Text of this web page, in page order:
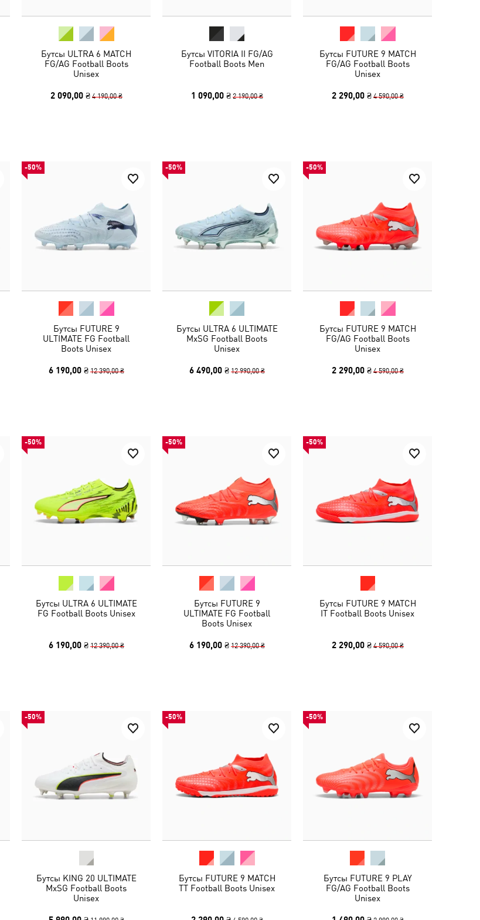
Бутсы ULTRA 6 MATCH
FG/AG Football Boots
Unisex
2 090,00 ₴ 4 190,00 ₴
Бутсы VITORIA II FG/AG
Football Boots Men
1 090,00 ₴ 2 190,00 ₴
Бутсы FUTURE 9 MATCH
FG/AG Football Boots
Unisex
2 290,00 ₴ 4 590,00 ₴
-50%
Бутсы FUTURE 9
ULTIMATE FG Football
Boots Unisex
6 190,00 ₴ 12 390,00 ₴
-50%
Бутсы ULTRA 6 ULTIMATE
MxSG Football Boots
Unisex
6 490,00 ₴ 12 990,00 ₴
-50%
Бутсы FUTURE 9 MATCH
FG/AG Football Boots
Unisex
2 290,00 ₴ 4 590,00 ₴
-50%
Бутсы ULTRA 6 ULTIMATE
FG Football Boots Unisex
6 190,00 ₴ 12 390,00 ₴
-50%
Бутсы FUTURE 9
ULTIMATE FG Football
Boots Unisex
6 190,00 ₴ 12 390,00 ₴
-50%
Бутсы FUTURE 9 MATCH
IT Football Boots Unisex
2 290,00 ₴ 4 590,00 ₴
-50%
Бутсы KING 20 ULTIMATE
MxSG Football Boots
Unisex
-50%
Бутсы FUTURE 9 MATCH
TT Football Boots Unisex
-50%
Бутсы FUTURE 9 PLAY
FG/AG Football Boots
Unisex